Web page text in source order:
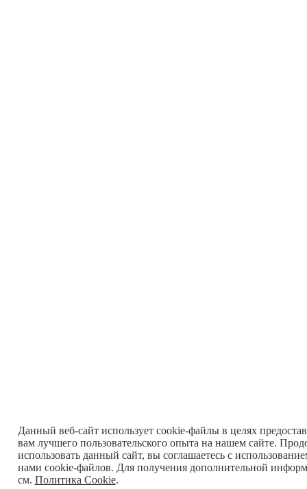
Данный веб-сайт использует cookie-файлы в целях
вам лучшего пользовательского опыта на нашем сайте.
использовать данный сайт, вы соглашаетесь с
нами cookie-файлов. Для получения дополнительной
см. Политика Cookie.